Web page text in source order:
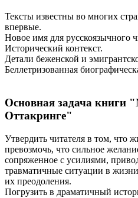
Тексты известны во многих
впервые.
Новое имя для русскоязычного
Исторический контекст.
Детали беженской и
Беллетризованная
Основная задача книги
Оттакринге"
Утвердить читателя в том, что
превозмочь, что сильное
сопряженное с усилиями,
травматичные ситуации в
их преодоления.
Погрузить в драматичный